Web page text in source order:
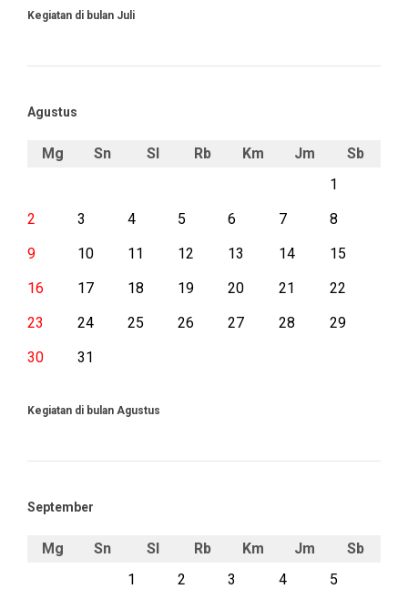
Kegiatan di bulan Juli
Agustus
Mg Sn Sl Rb Km Jm
Sb
1
2
3 4 5 6 7
8
9
10 11 12 13 14
15
16
17 18 19 20 21
22
23
24 25 26 27 28
29
30
31
Kegiatan di bulan Agustus
September
Mg Sn Sl Rb Km Jm
Sb
1
2 3 4
5